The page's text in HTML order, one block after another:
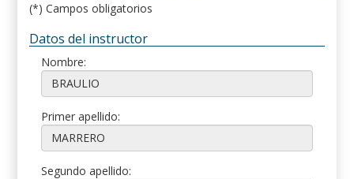
(*) Campos obligatorios
Datos del instructor
Nombre:
Primer apellido:
Segundo apellido: